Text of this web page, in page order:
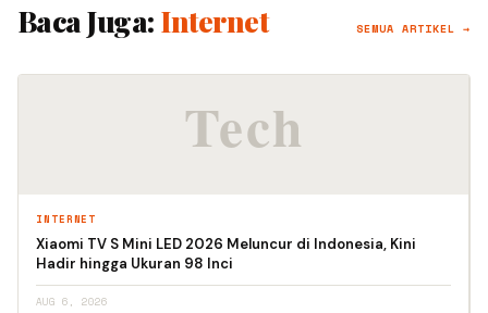
Baca Juga: Internet SEMUA ARTIKEL →
INTERNET
Xiaomi TV S Mini LED 2026 Meluncur di Indonesia, Kini
Hadir hingga Ukuran 98 Inci
AUG 6, 2026